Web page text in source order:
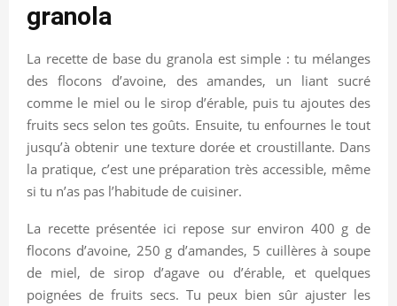
granola
La recette de base du granola est simple : tu mélanges
des flocons d’avoine, des amandes, un liant sucré
comme le miel ou le sirop d’érable, puis tu ajoutes des
fruits secs selon tes goûts. Ensuite, tu enfournes le tout
jusqu’à obtenir une texture dorée et croustillante. Dans
la pratique, c’est une préparation très accessible, même
si tu n’as pas l’habitude de cuisiner.
La recette présentée ici repose sur environ 400 g de
flocons d’avoine, 250 g d’amandes, 5 cuillères à soupe
de miel, de sirop d’agave ou d’érable, et quelques
poignées de fruits secs. Tu peux bien sûr ajuster les